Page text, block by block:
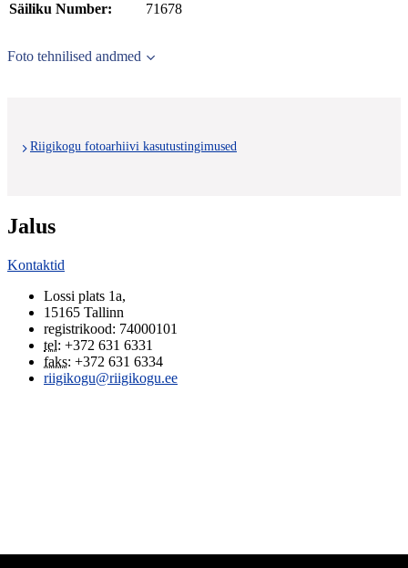
Säiliku Number:
71678
Foto tehnilised andmed
Riigikogu fotoarhiivi kasutustingimused
Jalus
Kontaktid
Lossi plats 1a,
15165 Tallinn
registrikood: 74000101
tel: +372 631 6331
faks: +372 631 6334
riigikogu@riigikogu.ee